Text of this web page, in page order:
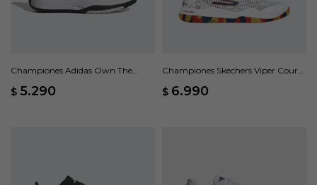
Championes Adidas Own The
$ 5.290
Championes Skechers Viper Court
$ 6.990